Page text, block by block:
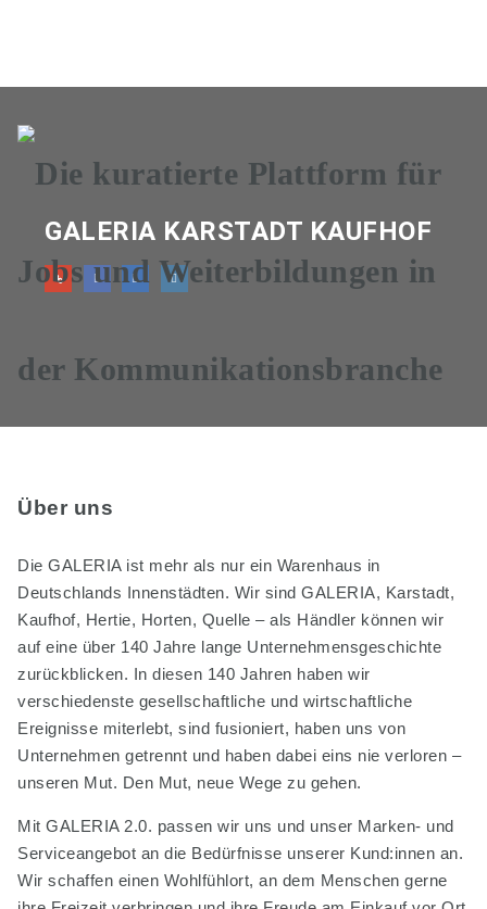
GALERIA KARSTADT KAUFHOF
Über uns
Die GALERIA ist mehr als nur ein Warenhaus in
Deutschlands Innenstädten. Wir sind GALERIA, Karstadt,
Kaufhof, Hertie, Horten, Quelle – als Händler können wir
auf eine über 140 Jahre lange Unternehmensgeschichte
zurückblicken. In diesen 140 Jahren haben wir
verschiedenste gesellschaftliche und wirtschaftliche
Ereignisse miterlebt, sind fusioniert, haben uns von
Unternehmen getrennt und haben dabei eins nie verloren –
unseren Mut. Den Mut, neue Wege zu gehen.
Mit GALERIA 2.0. passen wir uns und unser Marken- und
Serviceangebot an die Bedürfnisse unserer Kund:innen an.
Wir schaffen einen Wohlfühlort, an dem Menschen gerne